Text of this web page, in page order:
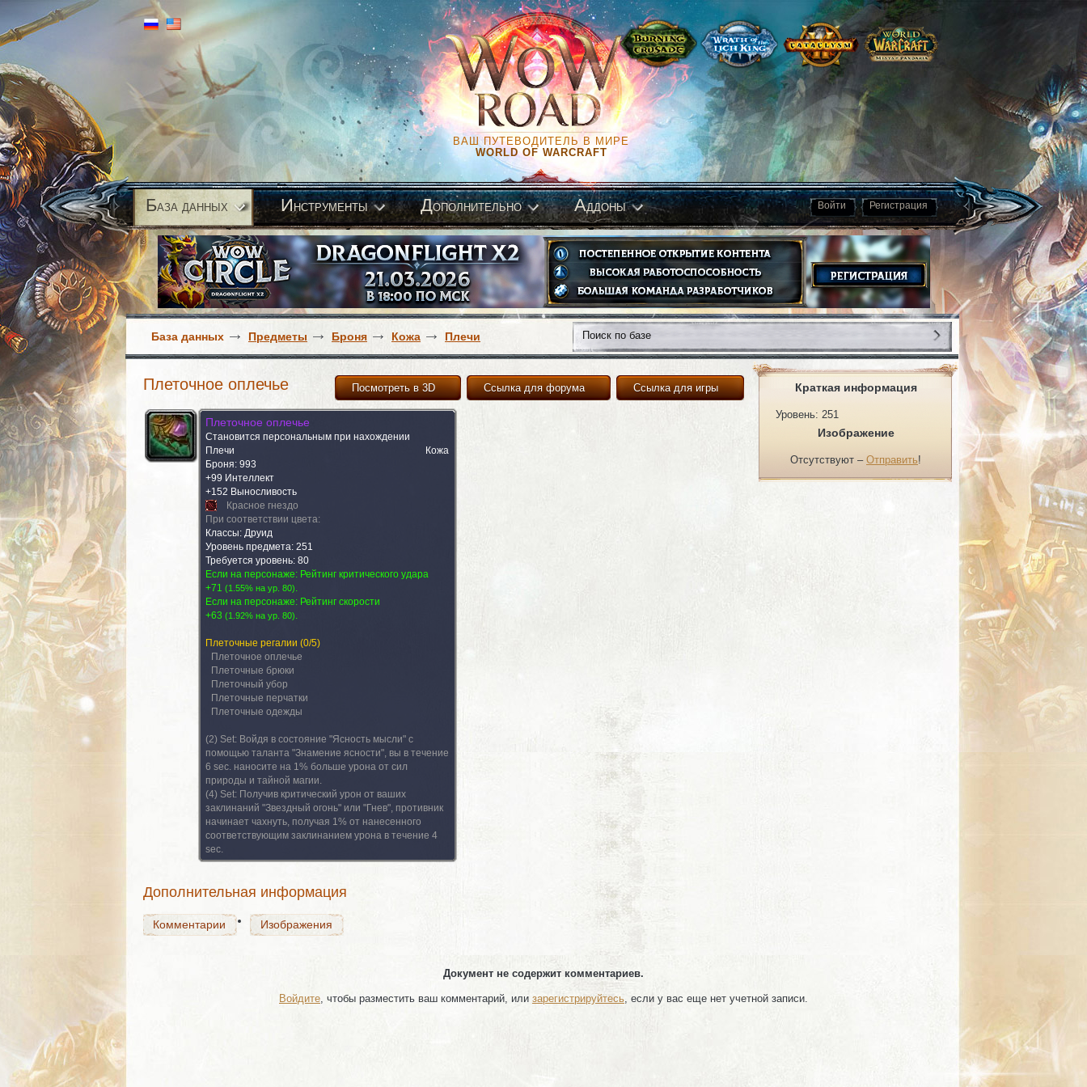
ВАШ ПУТЕВОДИТЕЛЬ В МИРЕ
WORLD OF WARCRAFT
Войти Регистрация
База данных Инструменты Дополнительно Аддоны
База данных Предметы Броня Кожа Плечи
Краткая информация
Уровень: 251
Изображение
Отсутствуют – Отправить!
Ссылка для игры
Ссылка для форума
Посмотреть в 3D
Плеточное оплечье
Плеточное оплечье
Становится персональным при нахождении
Плечи
Кожа
Броня: 993
+99 Интеллект
+152 Выносливость
Красное гнездо
При соответствии цвета:
Классы: Друид
Уровень предмета: 251
Требуется уровень: 80
Если на персонаже: Рейтинг критического удара
+71 (1.55% на yp. 80).
Если на персонаже: Рейтинг скорости
+63 (1.92% на yp. 80).
Плеточные регалии (0/5)
Плеточное оплечье
Плеточные брюки
Плеточный убор
Плеточные перчатки
Плеточные одежды
(2) Set: Войдя в состояние "Ясность мысли" с
помощью таланта "Знамение ясности", вы в течение
6 sec. наносите на 1% больше урона от сил
природы и тайной магии.
(4) Set: Получив критический урон от ваших
заклинаний "Звездный огонь" или "Гнев", противник
начинает чахнуть, получая 1% от нанесенного
соответствующим заклинанием урона в течение 4
sec.
Дополнительная информация
Комментарии Изображения
Комментарии Изображения
Комментарии Изображения
Документ не содержит комментариев.
Войдите , чтобы разместить ваш комментарий, или зарегистрируйтесь , если у вас еще нет учетной записи.